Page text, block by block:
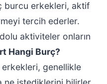
burcu erkekleri, aktif
tercih ederler.
aktiviteler onların
Hangi Burç?
erkekleri, genellikle